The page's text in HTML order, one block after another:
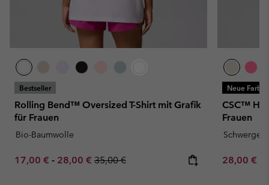
Bestseller
Rolling Bend™ Oversized T-Shirt mit Grafik
für Frauen
Bio-Baumwolle
Minimum sale price:
17,00 € - Maximum sale price:
28,00 € Regular price:
35,00 €
Neue
CSC™
Frauen
Minimum
28,00 €